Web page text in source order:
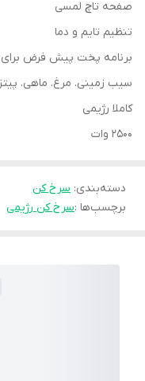
صفحه تاچ لمسی
تنظیم تایم و دما
برنامه پخت پیش فرض برای
سیب زمینی. مرغ. ماهی.
کاملا رژیمی
2500 وات
دسته‌بندی: سرخ کن
برچسب‌ها :سرخ کن رژیمی